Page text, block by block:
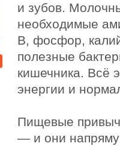
и зубов.
необходимые
B, фосфор,
полезные
кишечника. Всё
энергии и
Пищевые
— и они